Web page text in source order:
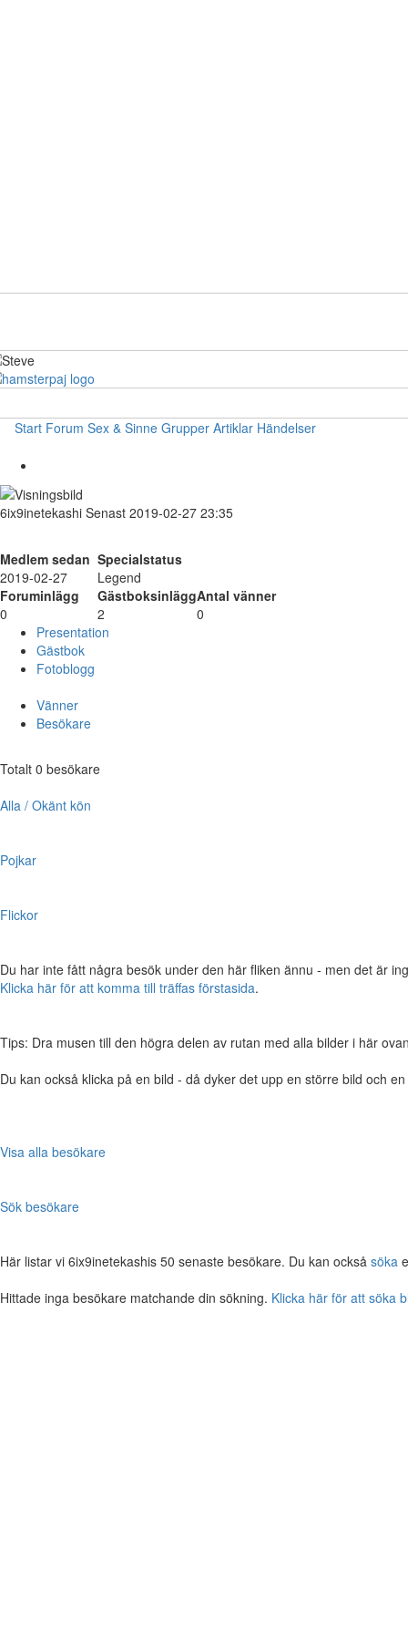
Start Forum Sex & Sinne Grupper Artiklar Händelser
6ix9inetekashi Senast 2019-02-27 23:35
Medlem sedan Specialstatus
2019-02-27
Legend
Foruminlägg
GästboksinläggAntal vänner
0
2
0
Presentation
Gästbok
Fotoblogg
Vänner
Besökare
Totalt 0 besökare
Alla / Okänt kön
Pojkar
Flickor
Du har inte fått några besök under den här fliken ännu - men det är
Klicka här för att komma till träffas förstasida.
Tips: Dra musen till den högra delen av rutan med alla bilder i här
Du kan också klicka på en bild - då dyker det upp en större bild och
Visa alla besökare
Sök besökare
Här listar vi 6ix9inetekashis 50 senaste besökare. Du kan också söka
Hittade inga besökare matchande din sökning. Klicka här för att söka